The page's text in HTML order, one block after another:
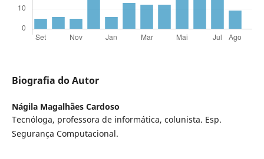
Biografia do Autor
Nágila Magalhães Cardoso
Tecnóloga, professora de informática, colunista. Esp.
Segurança Computacional.